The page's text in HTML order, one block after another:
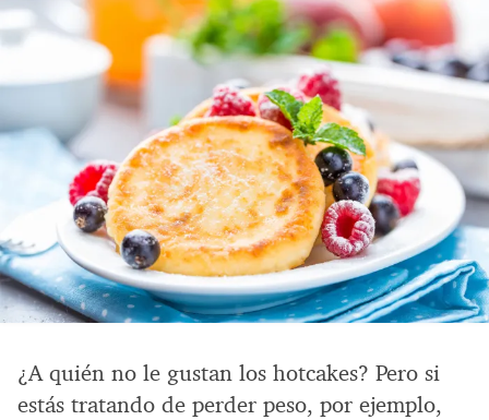
¿A quién no le gustan los hotcakes? Pero si
estás tratando de perder peso, por ejemplo,